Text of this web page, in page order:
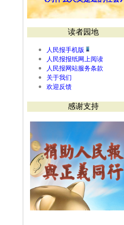
读者园地
人民报手机版
人民报报纸网上阅读
人民报网站服务条款
关于我们
欢迎反馈
感谢支持